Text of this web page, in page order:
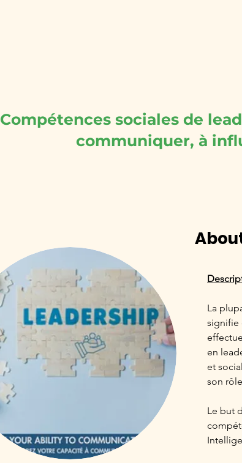
Compétences sociales de
communiquer, à
La
signifie
en
et
son
Le but